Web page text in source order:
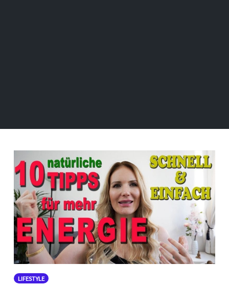
LIFESTYLE